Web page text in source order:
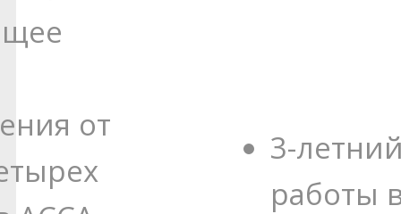
от
3-
работы